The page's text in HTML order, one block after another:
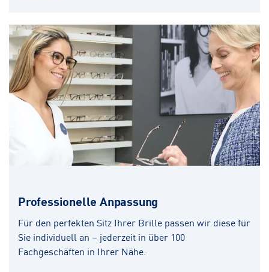
Professionelle Anpassung
Für den perfekten Sitz Ihrer Brille passen wir diese für
Sie individuell an – jederzeit in über 100
Fachgeschäften in Ihrer Nähe.